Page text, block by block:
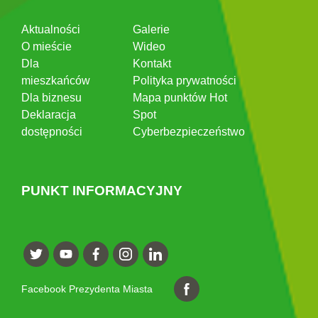
Aktualności
O mieście
Dla
mieszkańców
Dla biznesu
Deklaracja
dostępności
Galerie
Wideo
Kontakt
Polityka prywatności
Mapa punktów Hot
Spot
Cyberbezpieczeństwo
PUNKT INFORMACYJNY
Facebook Prezydenta Miasta